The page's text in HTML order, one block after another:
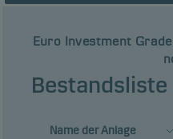
Euro Investment
Name der Anlage